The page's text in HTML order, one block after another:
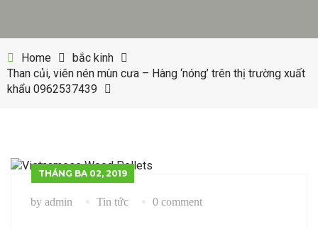
Máy đóng khoen
Máy túi giấy
Tin ngành gỗ
Tin ngành khoen
Home
bắc kinh
Than củi, viên nén mùn cưa – Hàng ‘nóng’ trên thị trường xuất
khẩu 0962537439
THÁNG BA 02, 2019
by admin Tin tức 0 comment